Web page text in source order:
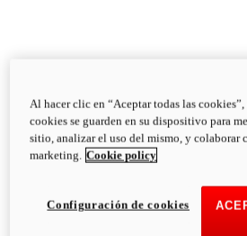
Diavel
V4
Diavel V4
126 NmTorque
223 kg
PESO
Al hacer clic en “Aceptar todas las cookies”,
cookies se guarden en su dispositivo para
sitio, analizar el uso del mismo, y colaborar
marketing. Cookie policy
Configuración de cookies